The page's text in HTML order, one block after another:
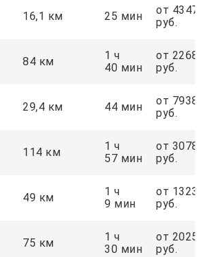
16,1 км 25 мин
от 4347
руб.
84 км
1 ч
40 мин
от 2268
руб.
29,4 км 44 мин
от 7938
руб.
114 км
1 ч
57 мин
от 3078
руб.
49 км
1 ч
9 мин
от 1323
руб.
75 км
1 ч
30 мин
от 2025
руб.